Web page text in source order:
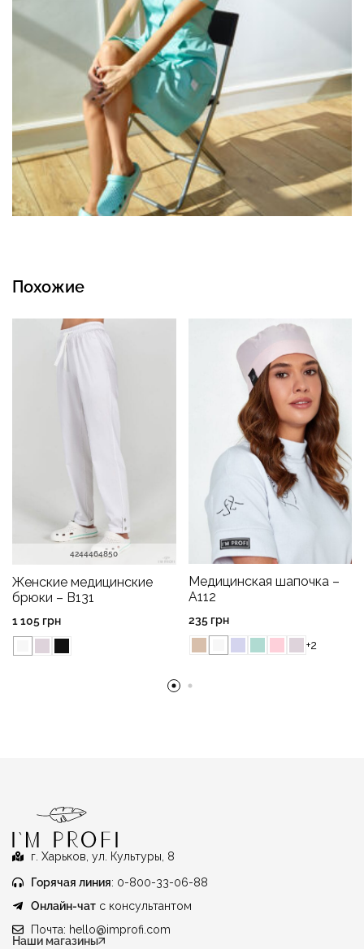
Похожие
4244464850
Женские медицинские
брюки – B131
1 105 грн
Медицинская шапочка –
A112
235 грн
+2
г. Харьков, ул. Культуры, 8
Горячая линия: 0-800-33-06-88
Онлайн-чатс консультантом
Почта: hello@improfi.com
Наши магазины